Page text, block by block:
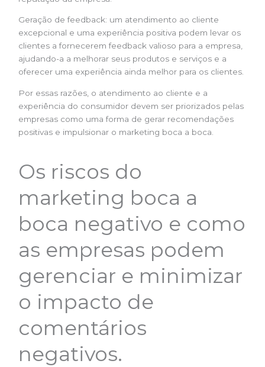
Geração de feedback: um atendimento ao cliente
excepcional e uma experiência positiva podem levar os
clientes a fornecerem feedback valioso para a empresa,
ajudando-a a melhorar seus produtos e serviços e a
oferecer uma experiência ainda melhor para os clientes.
Por essas razões, o atendimento ao cliente e a
experiência do consumidor devem ser priorizados pelas
empresas como uma forma de gerar recomendações
positivas e impulsionar o marketing boca a boca.
Os riscos do
marketing boca a
boca negativo e como
as empresas podem
gerenciar e minimizar
o impacto de
comentários
negativos.